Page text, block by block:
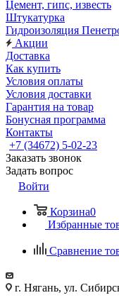
Цемент, гипс, известь
Штукатурка
Гидроизоляция
Акции
Доставка
Как купить
Условия оплаты
Условия доставки
Гарантия на товар
Бонусная программа
Контакты
+7 (34672) 5-02-23
Заказать звонок
Задать вопрос
Войти
Корзина0
Избранные
Сравнение
г. Нягань, ул.